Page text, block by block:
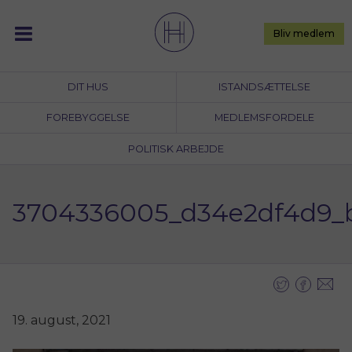
content
DIT HUS ISTANDSÆTTELSE
FOREBYGGELSE MEDLEMSFORDELE
POLITISK ARBEJDE
Bliv medlem
19. august, 2021